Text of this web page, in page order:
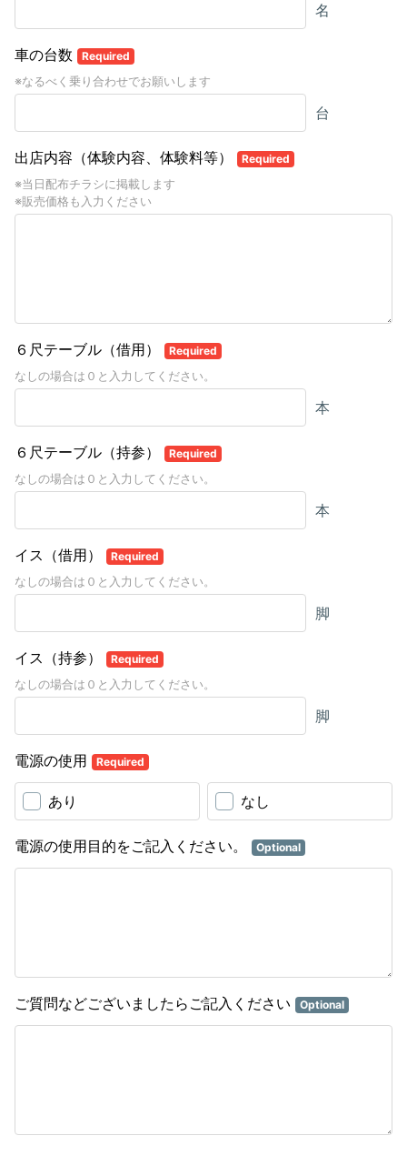
名
車の台数 Required
※なるべく乗り合わせでお願いします
台
出店内容（体験内容、体験料等） Required
※当日配布チラシに掲載します
※販売価格も入力ください
６尺テーブル（借用） Required
なしの場合は０と入力してください。
本
６尺テーブル（持参） Required
なしの場合は０と入力してください。
本
イス（借用） Required
なしの場合は０と入力してください。
脚
イス（持参） Required
なしの場合は０と入力してください。
脚
電源の使用 Required
あり なし
電源の使用目的をご記入ください。 Optional
ご質問などございましたらご記入ください Optional